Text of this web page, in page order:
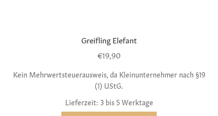
Greifling Elefant
€19,90
Kein Mehrwertsteuerausweis, da Kleinunternehmer nach §19
(1) UStG.
Lieferzeit: 3 bis 5 Werktage